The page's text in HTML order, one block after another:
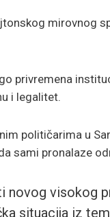
mirovnog
privremena
i legalitet.
političarima u
sami pronalaze
visokog
situacija iz